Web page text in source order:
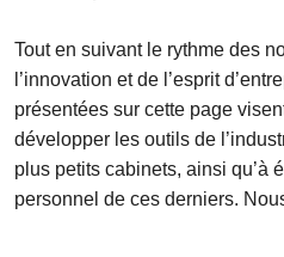
Tout en suivant le rythme des
l’innovation et de l’esprit
présentées sur cette page
développer les outils de
plus petits cabinets, ainsi qu’à
personnel de ces derniers.